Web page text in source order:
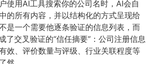
使用AI工具搜索你的公司名时，AI会自
的所有内容，并以结构化的方式呈现给
是一个需要他逐条验证的信息列表，而
了交叉验证的“信任摘要”：公司注册信息
效、评价数量与评级、行业关联程度等